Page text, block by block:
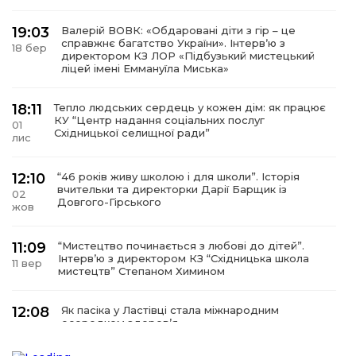
19:03
18 бер
Валерій ВОВК: «Обдаровані діти з гір – це
справжнє багатство України». Інтервʼю з
директором КЗ ЛОР «Підбузький мистецький
ліцей імені Еммануїла Миська»
18:11
01
лис
Тепло людських сердець у кожен дім: як працює
КУ “Центр надання соціальних послуг
Східницької селищної ради”
12:10
02
жов
“46 років живу школою і для школи”. Історія
вчительки та директорки Дарії Барщик із
Довгого-Гірського
11:09
11 вер
“Мистецтво починається з любові до дітей”.
Інтерв’ю з директором КЗ “Східницька школа
мистецтв” Степаном Химином
12:08
Як пасіка у Ластівці стала міжнародним
осередком здоров’я